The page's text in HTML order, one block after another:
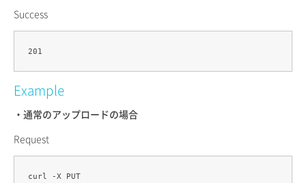
Success
Example
・通常のアップロードの場合
Request
curl -X PUT